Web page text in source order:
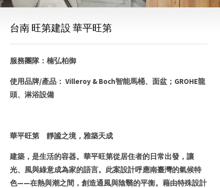
台南 旺第建設 華平旺第
服務團隊：楠弘柏御
使用品牌/產品： Villeroy & Boch智能馬桶、面盆；GROHE龍
頭、淋浴設備
華平旺第 靜謐之境，雅築天成
建築，是生活的容器。華平旺第從居住者的日常出發，讓
光、風與綠意成為家的語言。此案設計呼應南臺灣的氣候特
色——在熱與潮之間，創造通風與陰翳的平衡。藉由特殊設計